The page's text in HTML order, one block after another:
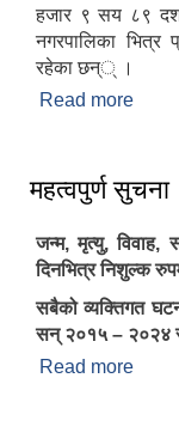
हजार ९ सय ८९
नगरपालिका भित्र
रहेका छन्् ।
Read more
महत्वपुर्ण सुचना
जन्म, मृत्यु, विवाह,
दिनभित्र निशुल्क
सबैको व्यक्तिगत
सन् २०१५ – २०२४
Read more